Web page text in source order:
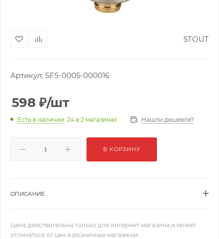
STOUT
Артикул: SFS-0005-000016
598 ₽/шт
Есть в наличии: 24 в 2 магазинах Нашли дешевле?
В КОРЗИНУ
ОПИСАНИЕ
Цена действительна только для интернет-магазина и может
отличаться от цен в розничных магазинах